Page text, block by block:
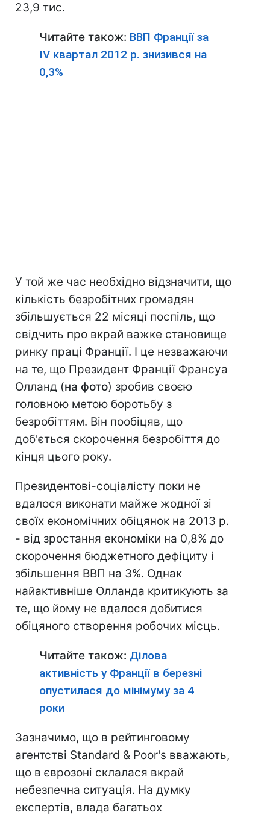
23,9 тис.
Читайте також: ВВП Франції за
IV квартал 2012 р. знизився на
0,3%
У той же час необхідно відзначити, що
кількість безробітних громадян
збільшується 22 місяці поспіль, що
свідчить про вкрай важке становище
ринку праці Франції. І це незважаючи
на те, що Президент Франції Франсуа
Олланд (на фото) зробив своєю
головною метою боротьбу з
безробіттям. Він пообіцяв, що
доб'ється скорочення безробіття до
кінця цього року.
Президентові-соціалісту поки не
вдалося виконати майже жодної зі
своїх економічних обіцянок на 2013 р.
- від зростання економіки на 0,8% до
скорочення бюджетного дефіциту і
збільшення ВВП на 3%. Однак
найактивніше Олланда критикують за
те, що йому не вдалося добитися
обіцяного створення робочих місць.
Читайте також: Ділова
активність у Франції в березні
опустилася до мінімуму за 4
роки
Зазначимо, що в рейтинговому
агентстві Standard & Рoor's вважають,
що в єврозоні склалася вкрай
небезпечна ситуація. На думку
експертів, влада багатьох